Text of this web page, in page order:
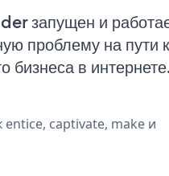
запущен и
проблему на пути
бизнеса в
captivate, make и